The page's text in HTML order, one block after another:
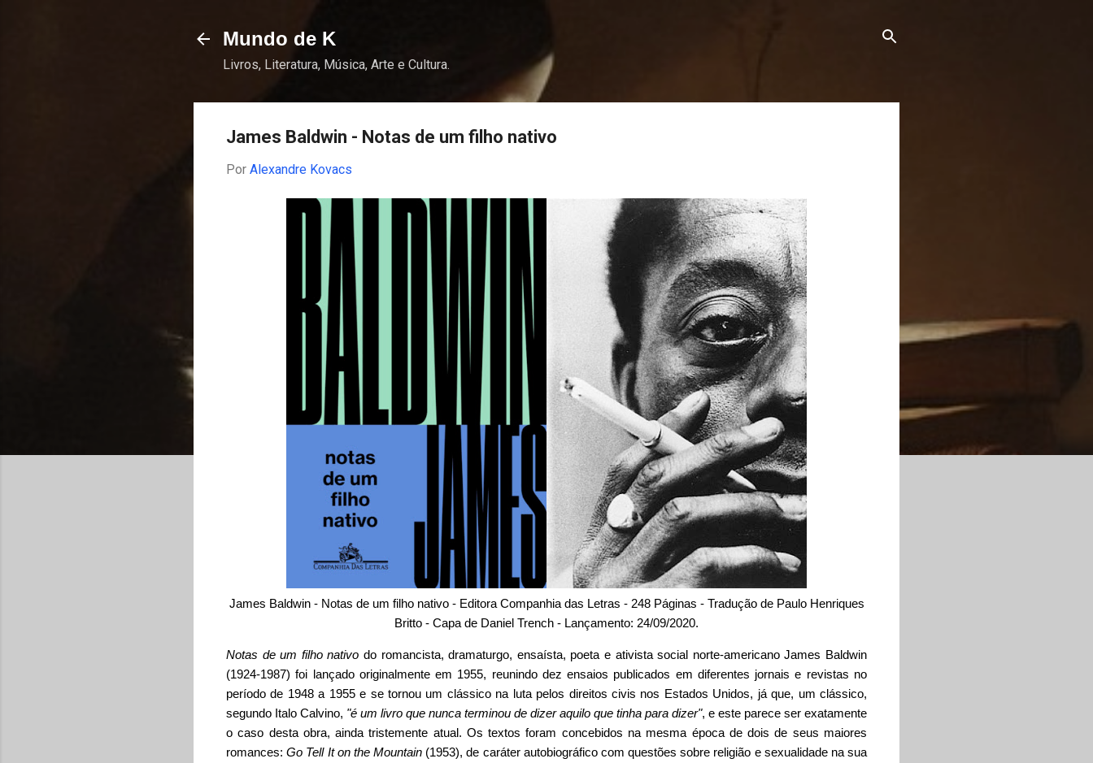
Mundo de K
Livros, Literatura, Música, Arte e Cultura.
James Baldwin - Notas de um filho nativo
Por Alexandre Kovacs
James Baldwin - Notas de um filho nativo - Editora Companhia das Letras - 248 Páginas - Tradução de Paulo Henriques
Britto - Capa de Daniel Trench - Lançamento: 24/09/2020.
Notas de um filho nativo do romancista, dramaturgo, ensaísta, poeta e ativista social norte-americano James Baldwin
(1924-1987) foi lançado originalmente em 1955, reunindo dez ensaios publicados em diferentes jornais e revistas no
período de 1948 a 1955 e se tornou um clássico na luta pelos direitos civis nos Estados Unidos, já que, um clássico,
segundo Italo Calvino, "é um livro que nunca terminou de dizer aquilo que tinha para dizer", e este parece ser exatamente
o caso desta obra, ainda tristemente atual. Os textos foram concebidos na mesma época de dois de seus maiores
romances:Go Tell It on the Mountain (1953), de caráter autobiográfico com questões sobre religião e sexualidade na sua